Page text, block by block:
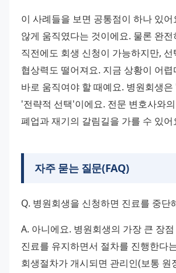
이 사례들을 보면 공통점이 하나 있어
않게 움직였다는 것이에요. 물론 완전
직전에도 회생 신청이 가능하지만,
협상력도 떨어져요. 지금 상황이 어렵
바로 움직여야 할 때예요. 병원회생
'전략적 선택'이에요. 전문 변호사와
폐업과 재기의 갈림길을 가를 수 있어
자주 묻는 질문(FAQ)
Q. 병원회생을 신청하면 진료를 중단
A. 아니에요. 병원회생의 가장 큰 장
진료를 유지하면서 절차를 진행한다
회생절차가 개시되면 관리인(보통 원